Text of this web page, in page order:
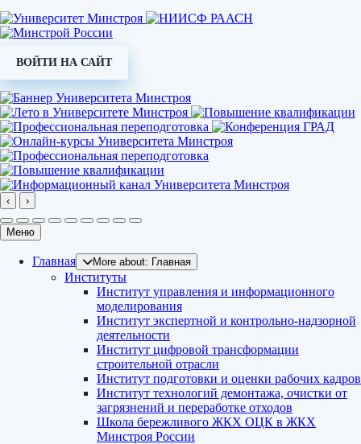
ВОЙТИ НА САЙТ
‹ ›
Меню
Главная More about: Главная
Институты
Институт управления и информационного
моделирования
Институт экспертной и контрольно-надзорной
деятельности
Институт цифровой трансформации
строительной отрасли
Институт подготовки и оценки рабочих кадров
Институт технологий демонтажа, очистки от
загрязнений и переработке отходов
Школа бережливого ЖКХ ОЦК в ЖКХ
Минстроя России